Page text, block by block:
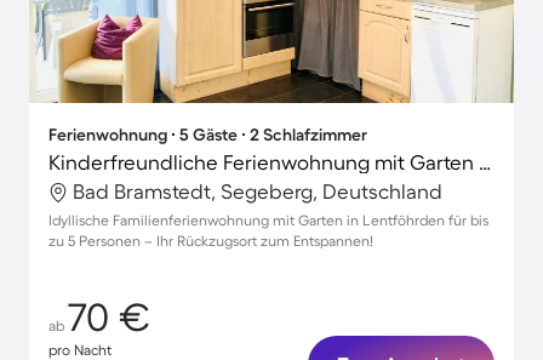
Ferienwohnung ∙ 5 Gäste ∙ 2 Schlafzimmer
Kinderfreundliche Ferienwohnung mit Garten und Terrasse | Naturblick
Bad Bramstedt, Segeberg, Deutschland
Idyllische Familienferienwohnung mit Garten in Lentföhrden für bis
zu 5 Personen – Ihr Rückzugsort zum Entspannen!
ab 70 €
pro Nacht